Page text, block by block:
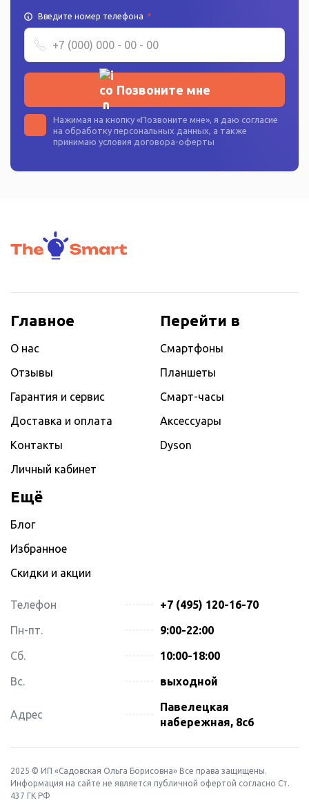
Введите номер телефона *
Позвоните мне
Нажимая на кнопку «Позвоните мне», я даю согласие
на обработку персональных данных, а также
принимаю условия договора-оферты
Главное
О нас
Отзывы
Гарантия и сервис
Доставка и оплата
Контакты
Личный кабинет
Перейти в
Смартфоны
Планшеты
Смарт-часы
Аксессуары
Dyson
Ещё
Блог
Избранное
Скидки и акции
Телефон +7 (495) 120-16-70
Пн-пт. 9:00-22:00
Сб. 10:00-18:00
Вс. выходной
Адрес
Павелецкая
набережная, 8с6
2025 © ИП «Садовская Ольга Борисовна» Все права защищены.
Информация на сайте не является публичной офертой согласно Ст.
437 ГК РФ